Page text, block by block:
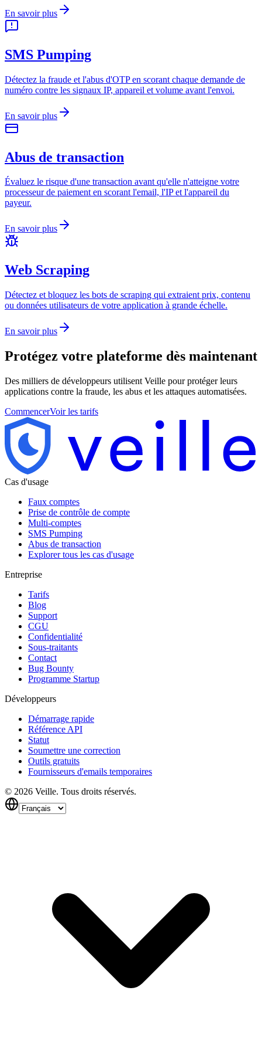
En savoir plus
SMS Pumping
Détectez la fraude et l'abus d'OTP en scorant chaque demande de
numéro contre les signaux IP, appareil et volume avant l'envoi.
En savoir plus
Abus de transaction
Évaluez le risque d'une transaction avant qu'elle n'atteigne votre
processeur de paiement en scorant l'email, l'IP et l'appareil du
payeur.
En savoir plus
Web Scraping
Détectez et bloquez les bots de scraping qui extraient prix, contenu
ou données utilisateurs de votre application à grande échelle.
En savoir plus
Protégez votre plateforme dès maintenant
Des milliers de développeurs utilisent Veille pour protéger leurs
applications contre la fraude, les abus et les attaques automatisées.
CommencerVoir les tarifs
Cas d'usage
Faux comptes
Prise de contrôle de compte
Multi-comptes
SMS Pumping
Abus de transaction
Explorer tous les cas d'usage
Entreprise
Tarifs
Blog
Support
CGU
Confidentialité
Sous-traitants
Contact
Bug Bounty
Programme Startup
Développeurs
Démarrage rapide
Référence API
Statut
Soumettre une correction
Outils gratuits
Fournisseurs d'emails temporaires
© 2026 Veille. Tous droits réservés.